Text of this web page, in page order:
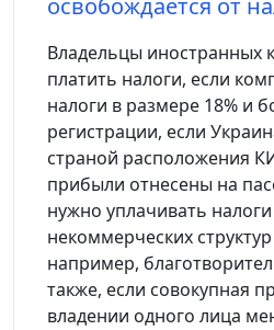
освобождается от
Владельцы иностранных
платить налоги, если
налоги в размере 18% и
регистрации, если
страной расположения
прибыли отнесены на
нужно уплачивать
некоммерческих
например,
также, если совокупная
владении одного лица